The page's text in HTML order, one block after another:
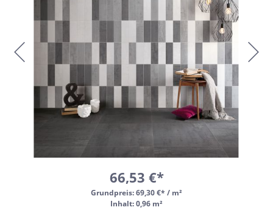
66,53 €*
Grundpreis:69,30 €* / m²
Inhalt: 0,96 m²